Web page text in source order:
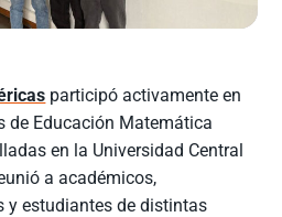
participó activamente en
de Educación Matemática
en la Universidad Central
a académicos,
y estudiantes de distintas